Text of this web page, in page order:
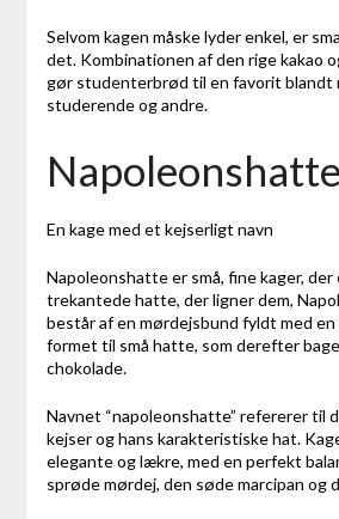
Selvom kagen måske lyder enkel, er
det. Kombinationen af den rige kakao
gør studenterbrød til en favorit blandt
studerende og andre.
Napoleonshatte
En kage med et kejserligt navn
Napoleonshatte er små, fine kager,
trekantede hatte, der ligner dem,
består af en mørdejsbund fyldt med en
formet til små hatte, som derefter
chokolade.
Navnet “napoleonshatte” refererer til
kejser og hans karakteristiske hat.
elegante og lækre, med en perfekt
sprøde mørdej, den søde marcipan og